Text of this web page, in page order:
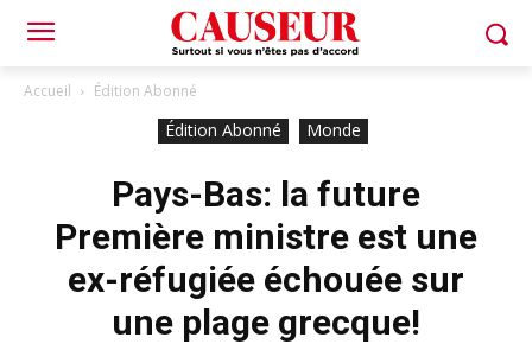
Accueil Édition Abonné
Édition Abonné Monde
Pays-Bas: la future
Première ministre est une
ex-réfugiée échouée sur
une plage grecque!